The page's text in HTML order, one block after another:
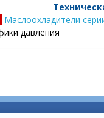
Маслоохладители
давления